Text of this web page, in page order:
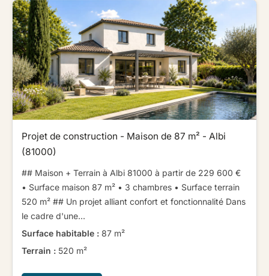
Projet de construction - Maison de 87 m² - Albi
(81000)
## Maison + Terrain à Albi 81000 à partir de 229 600 € ​ ​
• Surface maison 87 m² • 3 chambres • Surface terrain
520 m² ​ ​​ ​## Un projet alliant confort et fonctionnalité ​ ​Dans
le cadre d'une...
Surface habitable : 87 m²
Terrain : 520 m²